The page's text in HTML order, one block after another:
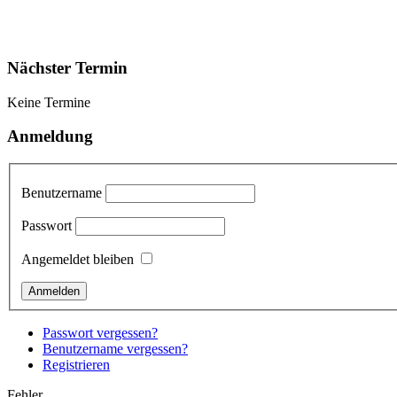
Nächster Termin
Keine Termine
Anmeldung
Benutzername
Passwort
Angemeldet bleiben
Passwort vergessen?
Benutzername vergessen?
Registrieren